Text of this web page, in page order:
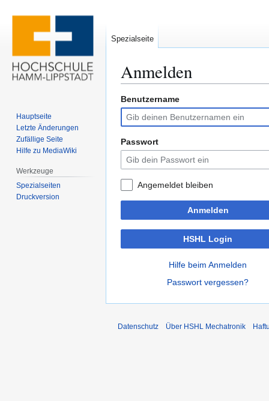
Anmelden
Zur
Navigation
springen
Zur
Suche
springen
Benutzername
Passwort
Angemeldet bleiben
Anmelden
HSHL Login
Hilfe beim Anmelden
Passwort vergessen?
Spezialseite
Hauptseite
Letzte Änderungen
Zufällige Seite
Hilfe zu MediaWiki
Werkzeuge
Spezialseiten
Druckversion
Datenschutz Über HSHL Mechatronik